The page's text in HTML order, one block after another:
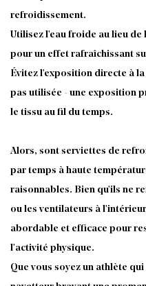
refroidissement.
Utilisez l'eau froide au lieu
pour un effet rafraîchissant
Évitez l'exposition directe à
pas utilisée - une exposition
le tissu au fil du temps.
Alors, sont serviettes de
par temps à haute
raisonnables. Bien qu'ils ne
ou les ventilateurs à
abordable et efficace pour
l'activité physique.
Que vous soyez un athlète